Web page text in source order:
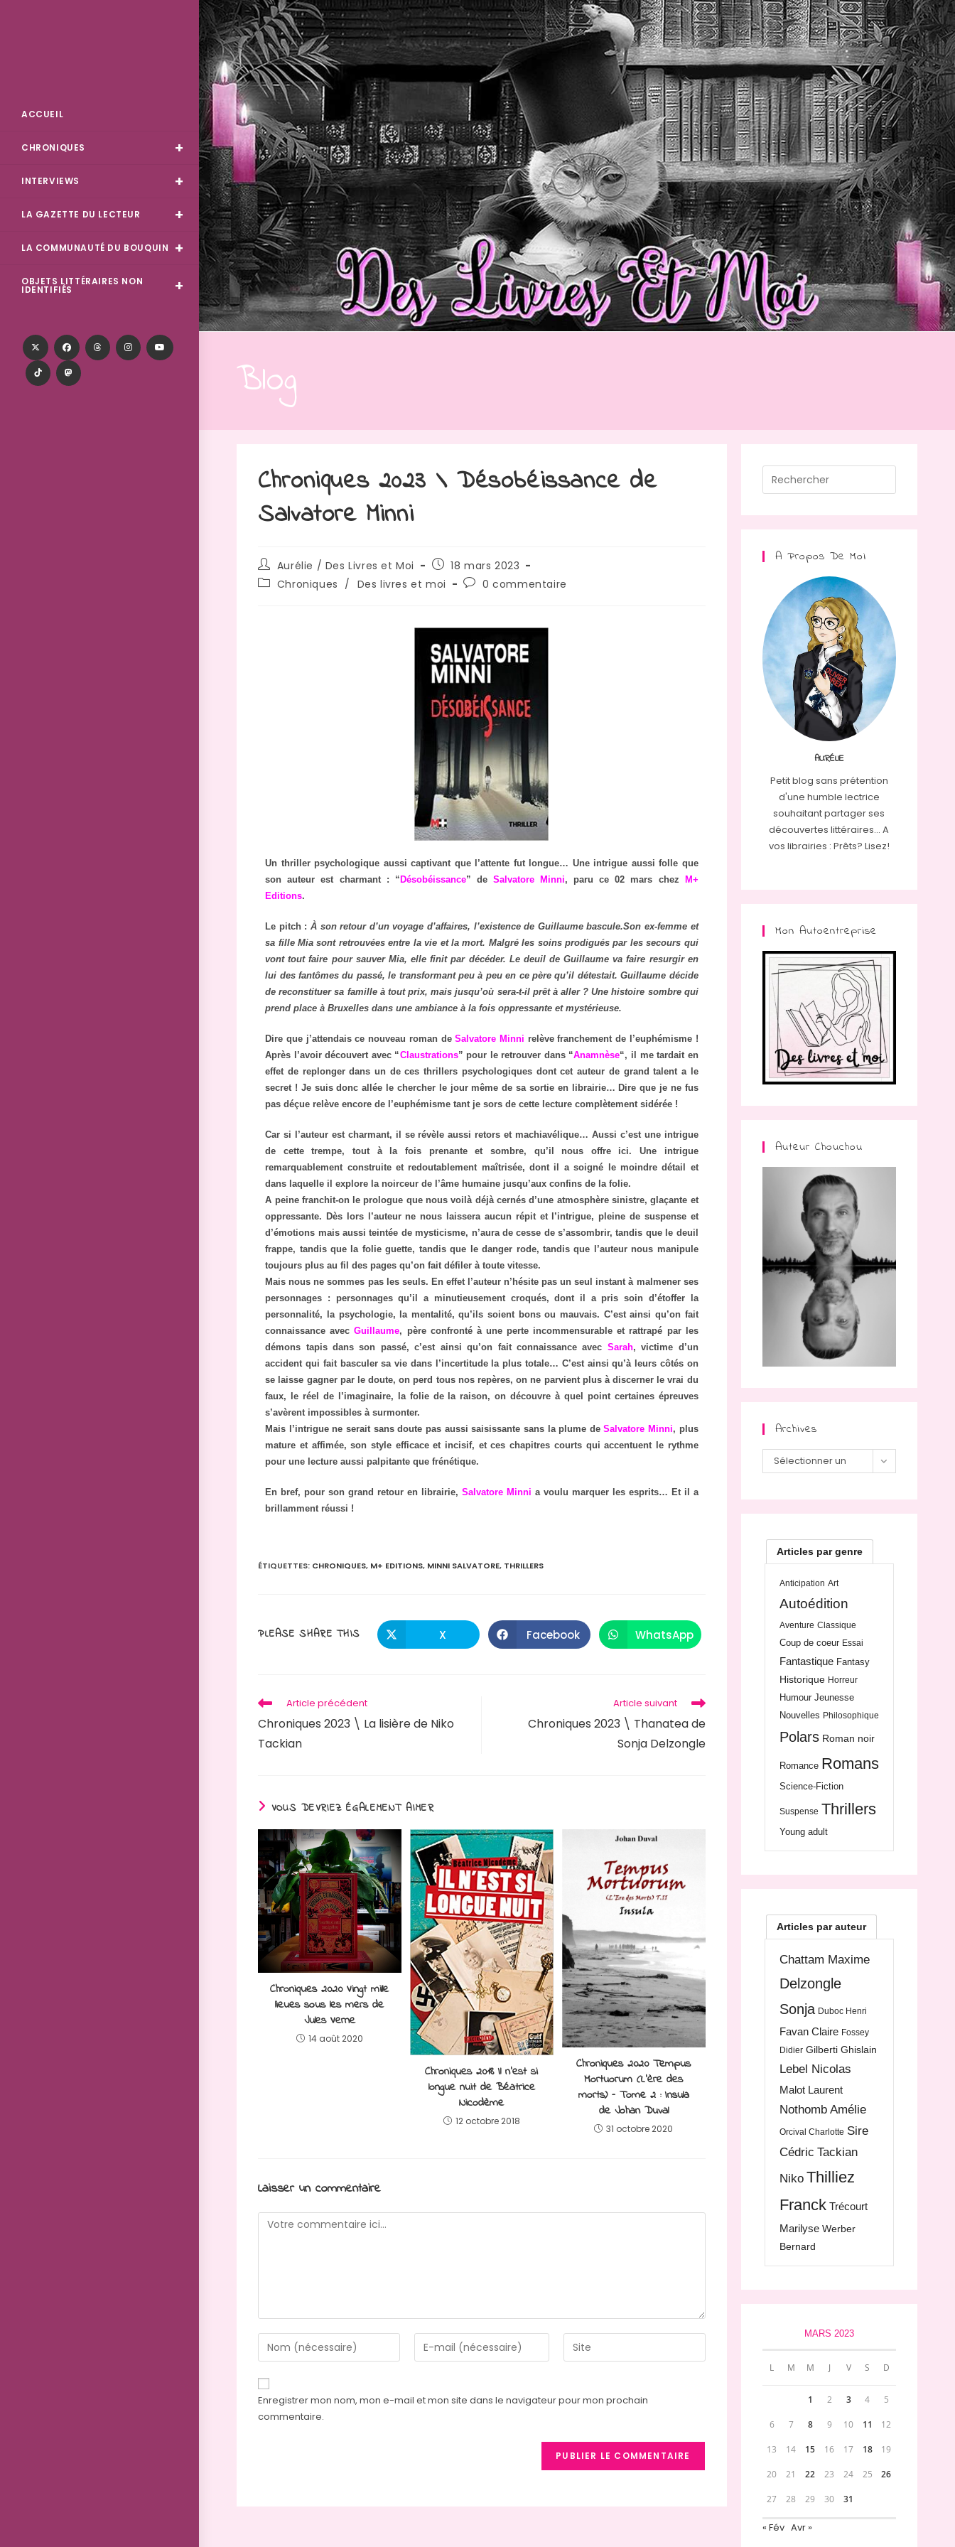
ACCUEIL
CHRONIQUES
INTERVIEWS
LA GAZETTE DU LECTEUR
LA COMMUNAUTÉ DU BOUQUIN
OBJETS LITTÉRAIRES NON
IDENTIFIÉS
Blog
Chroniques 2023 \ Désobéissance de
Salvatore Minni
Aurélie / Des Livres et Moi
18 mars 2023
Chroniques / Des livres et moi 0 commentaire
Un thriller psychologique aussi captivant que l’attente fut longue… Une intrigue aussi folle que
son auteur est charmant : “ Désobéissance” de Salvatore Minni, paru ce 02 mars chez
M+
Editions.
Le pitch :À son retour d’un voyage d’affaires, l’existence de Guillaume bascule.Son ex-femme et
sa fille Mia sont retrouvées entre la vie et la mort. Malgré les soins prodigués par les secours qui
vont tout faire pour sauver Mia, elle finit par décéder. Le deuil de Guillaume va faire resurgir en
lui des fantômes du passé, le transformant peu à peu en ce père qu’il détestait. Guillaume décide
de reconstituer sa famille à tout prix, mais jusqu’où sera-t-il prêt à aller ? Une histoire sombre qui
prend place à Bruxelles dans une ambiance à la fois oppressante et mystérieuse.
Dire que j’attendais ce nouveau roman deSalvatore Minni relève franchement de l’euphémisme !
Après l’avoir découvert avec “Claustrations” pour le retrouver dans “Anamnèse“, il me tardait en
effet de replonger dans un de ces thrillers psychologiques dont cet auteur de grand talent a le
secret ! Je suis donc allée le chercher le jour même de sa sortie en librairie… Dire que je ne fus
pas déçue relève encore de l’euphémisme tant je sors de cette lecture complètement sidérée !
Car si l’auteur est charmant, il se révèle aussi retors et machiavélique… Aussi c’est une intrigue
de cette trempe, tout à la fois prenante et sombre, qu’il nous offre ici. Une intrigue
remarquablement construite et redoutablement maîtrisée, dont il a soigné le moindre détail et
dans laquelle il explore la noirceur de l’âme humaine jusqu’aux confins de la folie.
A peine franchit-on le prologue que nous voilà déjà cernés d’une atmosphère sinistre, glaçante et
oppressante. Dès lors l’auteur ne nous laissera aucun répit et l’intrigue, pleine de suspense et
d’émotions mais aussi teintée de mysticisme, n’aura de cesse de s’assombrir, tandis que le deuil
frappe, tandis que la folie guette, tandis que le danger rode, tandis que l’auteur nous manipule
toujours plus au fil des pages qu’on fait défiler à toute vitesse.
Mais nous ne sommes pas les seuls. En effet l’auteur n’hésite pas un seul instant à malmener ses
personnages : personnages qu’il a minutieusement croqués, dont il a pris soin d’étoffer la
personnalité, la psychologie, la mentalité, qu’ils soient bons ou mauvais. C’est ainsi qu’on fait
connaissance avecGuillaume, père confronté à une perte incommensurable et rattrapé par les
démons tapis dans son passé, c’est ainsi qu’on fait connaissance avec Sarah, victime d’un
accident qui fait basculer sa vie dans l’incertitude la plus totale… C’est ainsi qu’à leurs côtés on
se laisse gagner par le doute, on perd tous nos repères, on ne parvient plus à discerner le vrai du
faux, le réel de l’imaginaire, la folie de la raison, on découvre à quel point certaines épreuves
s’avèrent impossibles à surmonter.
Mais l’intrigue ne serait sans doute pas aussi saisissante sans la plume deSalvatore Minni, plus
mature et affimée, son style efficace et incisif, et ces chapitres courts qui accentuent le rythme
pour une lecture aussi palpitante que frénétique.
En bref, pour son grand retour en librairie, Salvatore Minni a voulu marquer les esprits… Et il a
brillamment réussi !
ÉTIQUETTES: CHRONIQUES, M+ EDITIONS, MINNI SALVATORE, THRILLERS
PLEASE SHARE THIS X Facebook WhatsApp
Article précédent
Chroniques 2023 \ La lisière de Niko
Tackian
Article suivant
Chroniques 2023 \ Thanatea de
Sonja Delzongle
VOUS DEVRIEZ ÉGALEMENT AIMER
Chroniques 2020 Vingt mille
lieues sous les mers de
Jules Verne
14 août 2020
Chroniques 2018 Il n’est si
longue nuit de Béatrice
Nicodème
12 octobre 2018
Chroniques 2020 Tempus
Mortuorum (L’ère des
morts) – Tome 2 : Insula
de Johan Duval
31 octobre 2020
Laisser un commentaire
Enregistrer mon nom, mon e-mail et mon site dans le navigateur pour mon prochain
commentaire.
A Propos De Moi
AURÉLIE
Petit blog sans prétention
d'une humble lectrice
souhaitant partager ses
découvertes littéraires... A
vos librairies : Prêts? Lisez!
Mon Autoentreprise
Auteur Chouchou
Archives
Sélectionner un
Articles par genre
Anticipation Art
Autoédition
Aventure Classique
Coup de coeur Essai
Fantastique Fantasy
Historique Horreur
Humour Jeunesse
Nouvelles Philosophique
Polars Roman noir
Romance Romans
Science-Fiction
Suspense Thrillers
Young adult
Articles par auteur
Chattam Maxime
Delzongle
Sonja Duboc Henri
Favan Claire Fossey
Didier Gilberti Ghislain
Lebel Nicolas
Malot Laurent
Nothomb Amélie
Orcival Charlotte Sire
Cédric Tackian
Niko Thilliez
Franck Trécourt
Marilyse Werber
Bernard
MARS 2023
L M M J V S D
1 2 3 4 5
6 7 8 9 10 11 12
13 14 15 16 17 18 19
20 21 22 23 24 25 26
27 28 29 30 31
« Fév Avr »